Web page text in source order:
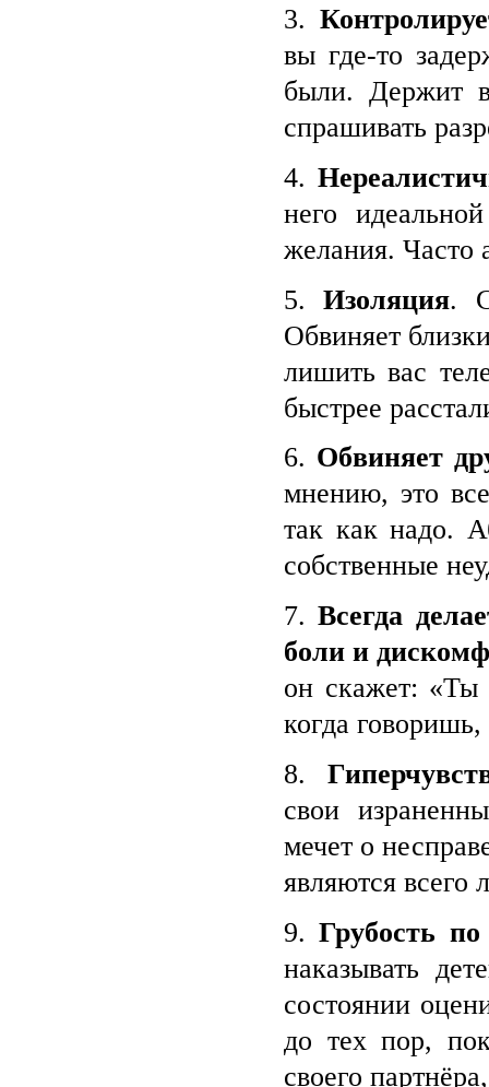
3.
вы где-то
были. Держит
спрашивать
4.
него
желания. Часто
5.Изоляция.
Обвиняет
лишить вас
быстрее
6. Обвиняет
мнению, это
так как надо.
собственные
7.Всегда
боли и
он скажет:
когда
8.
свои
мечет о
являются всего
9.Грубость
наказывать
состоянии
до тех пор,
своего